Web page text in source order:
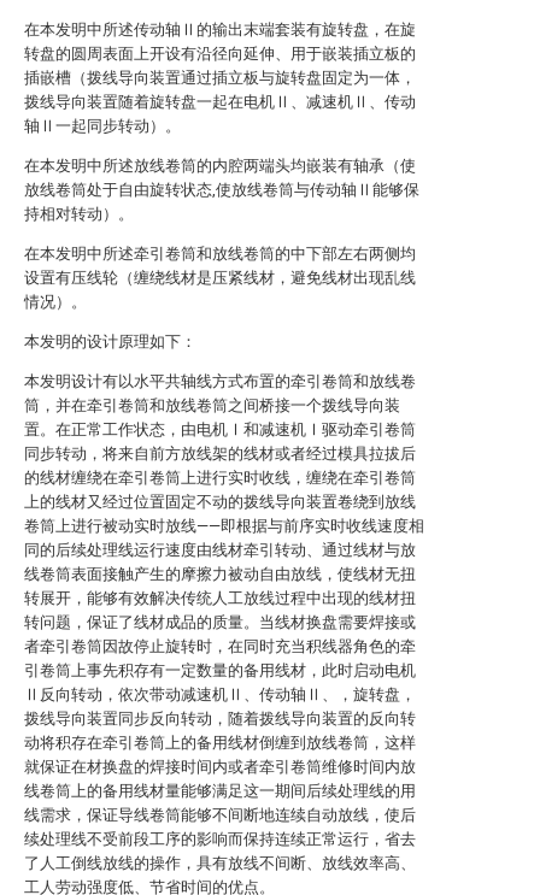
在本发明中所述传动轴Ⅱ的输出末端套装有旋转盘，在旋
转盘的圆周表面上开设有沿径向延伸、用于嵌装插立板的
插嵌槽（拨线导向装置通过插立板与旋转盘固定为一体，
拨线导向装置随着旋转盘一起在电机Ⅱ、减速机Ⅱ、传动
轴Ⅱ一起同步转动）。
在本发明中所述放线卷筒的内腔两端头均嵌装有轴承（使
放线卷筒处于自由旋转状态,使放线卷筒与传动轴Ⅱ能够保
持相对转动）。
在本发明中所述牵引卷筒和放线卷筒的中下部左右两侧均
设置有压线轮（缠绕线材是压紧线材，避免线材出现乱线
情况）。
本发明的设计原理如下：
本发明设计有以水平共轴线方式布置的牵引卷筒和放线卷
筒，并在牵引卷筒和放线卷筒之间桥接一个拨线导向装
置。在正常工作状态，由电机Ⅰ和减速机Ⅰ驱动牵引卷筒
同步转动，将来自前方放线架的线材或者经过模具拉拔后
的线材缠绕在牵引卷筒上进行实时收线，缠绕在牵引卷筒
上的线材又经过位置固定不动的拨线导向装置卷绕到放线
卷筒上进行被动实时放线——即根据与前序实时收线速度相
同的后续处理线运行速度由线材牵引转动、通过线材与放
线卷筒表面接触产生的摩擦力被动自由放线，使线材无扭
转展开，能够有效解决传统人工放线过程中出现的线材扭
转问题，保证了线材成品的质量。当线材换盘需要焊接或
者牵引卷筒因故停止旋转时，在同时充当积线器角色的牵
引卷筒上事先积存有一定数量的备用线材，此时启动电机
Ⅱ反向转动，依次带动减速机Ⅱ、传动轴Ⅱ、，旋转盘，
拨线导向装置同步反向转动，随着拨线导向装置的反向转
动将积存在牵引卷筒上的备用线材倒缠到放线卷筒，这样
就保证在材换盘的焊接时间内或者牵引卷筒维修时间内放
线卷筒上的备用线材量能够满足这一期间后续处理线的用
线需求，保证导线卷筒能够不间断地连续自动放线，使后
续处理线不受前段工序的影响而保持连续正常运行，省去
了人工倒线放线的操作，具有放线不间断、放线效率高、
工人劳动强度低、节省时间的优点。